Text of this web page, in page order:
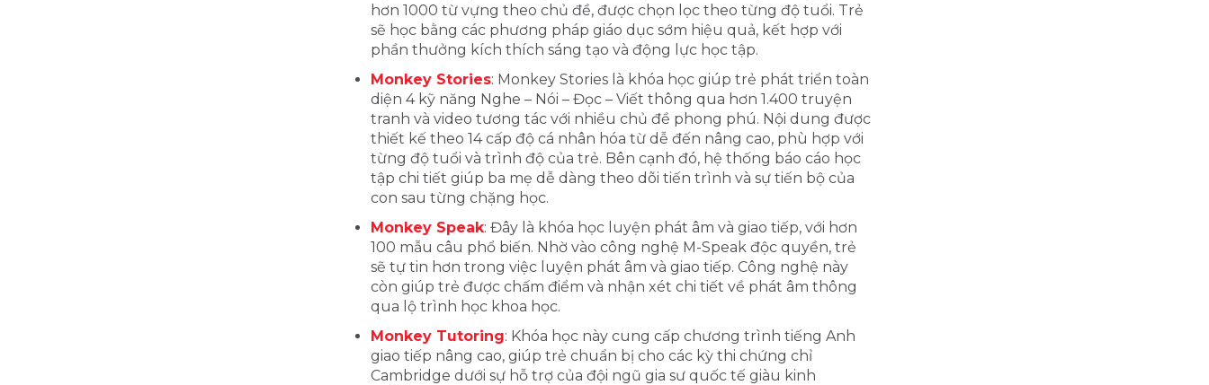
hơn 1000 từ vựng theo chủ đề, được chọn lọc theo từng độ tuổi. Trẻ
sẽ học bằng các phương pháp giáo dục sớm hiệu quả, kết hợp với
phần thưởng kích thích sáng tạo và động lực học tập.
Monkey Stories: Monkey Stories là khóa học giúp trẻ phát triển toàn
diện 4 kỹ năng Nghe – Nói – Đọc – Viết thông qua hơn 1.400 truyện
tranh và video tương tác với nhiều chủ đề phong phú. Nội dung được
thiết kế theo 14 cấp độ cá nhân hóa từ dễ đến nâng cao, phù hợp với
từng độ tuổi và trình độ của trẻ. Bên cạnh đó, hệ thống báo cáo học
tập chi tiết giúp ba mẹ dễ dàng theo dõi tiến trình và sự tiến bộ của
con sau từng chặng học.
Monkey Speak: Đây là khóa học luyện phát âm và giao tiếp, với hơn
100 mẫu câu phổ biến. Nhờ vào công nghệ M-Speak độc quyền, trẻ
sẽ tự tin hơn trong việc luyện phát âm và giao tiếp. Công nghệ này
còn giúp trẻ được chấm điểm và nhận xét chi tiết về phát âm thông
qua lộ trình học khoa học.
Monkey Tutoring: Khóa học này cung cấp chương trình tiếng Anh
giao tiếp nâng cao, giúp trẻ chuẩn bị cho các kỳ thi chứng chỉ
Cambridge dưới sự hỗ trợ của đội ngũ gia sư quốc tế giàu kinh